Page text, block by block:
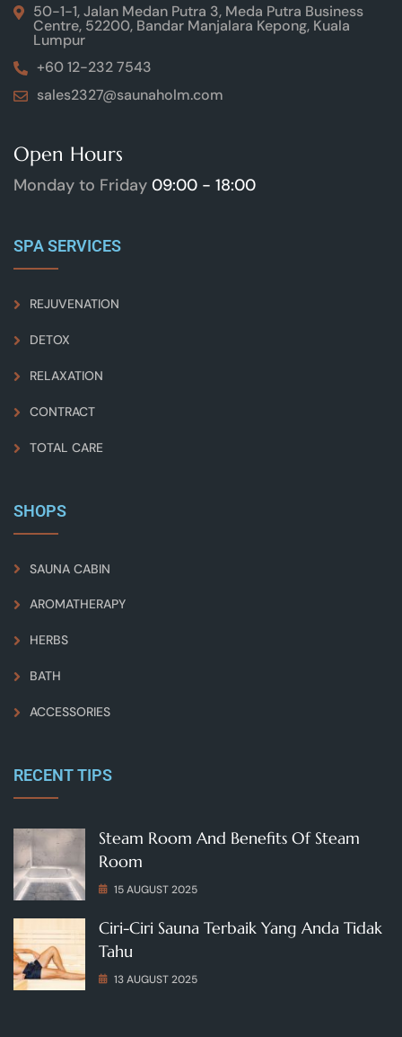
50-1-1, Jalan Medan Putra 3, Meda Putra Business
Centre, 52200, Bandar Manjalara Kepong, Kuala
Lumpur
+60 12-232 7543
sales2327@saunaholm.com
Open Hours
Monday to Friday 09:00 - 18:00
SPA SERVICES
REJUVENATION
DETOX
RELAXATION
CONTRACT
TOTAL CARE
SHOPS
SAUNA CABIN
AROMATHERAPY
HERBS
BATH
ACCESSORIES
RECENT TIPS
Steam Room And Benefits Of Steam
Room
15 AUGUST 2025
Ciri-Ciri Sauna Terbaik Yang Anda Tidak
Tahu
13 AUGUST 2025